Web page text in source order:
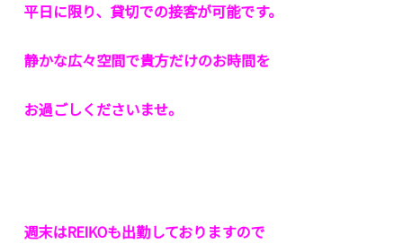
平日に限り、貸切での接客が可能です。
静かな広々空間で貴方だけのお時間を
お過ごしくださいませ。
週末はREIKOも出勤しておりますので